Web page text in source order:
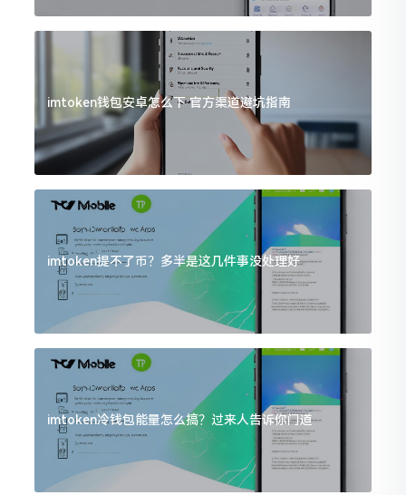
imtoken钱包安卓怎么下 官方渠道避坑指南
imtoken提不了币？多半是这几件事没处理好
imtoken冷钱包能量怎么搞？过来人告诉你门道